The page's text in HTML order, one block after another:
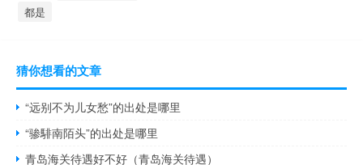
都是
猜你想看的文章
“远别不为儿女愁”的出处是哪里
“骖騑南陌头”的出处是哪里
青岛海关待遇好不好（青岛海关待遇）